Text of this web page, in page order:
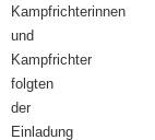
Kampfrichterinnen
und
Kampfrichter
folgten
der
Einladung